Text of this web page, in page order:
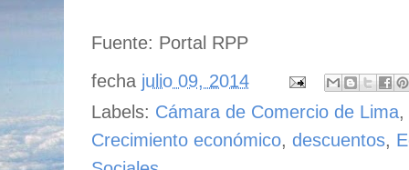
Fuente: Portal RPP
fecha julio 09, 2014
Labels: Cámara de Comercio de Lima,
Crecimiento económico, descuentos,